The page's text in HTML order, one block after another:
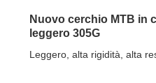
Nuovo cerchio MTB in
leggero 305G
Leggero, alta rigidità, alta